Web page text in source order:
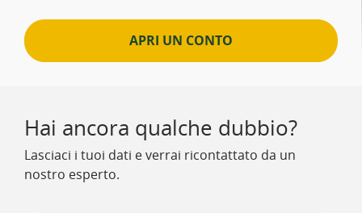
APRI UN CONTO
Hai ancora qualche dubbio?
Lasciaci i tuoi dati e verrai ricontattato da un
nostro esperto.